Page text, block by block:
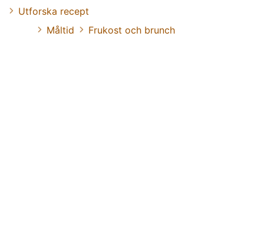
Utforska recept
Måltid
Frukost och brunch